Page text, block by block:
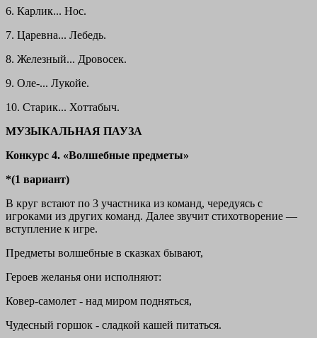
6. Карлик... Нос.
7. Царевна... Лебедь.
8. Железный... Дровосек.
9. Оле-... Лукойе.
10. Старик... Хоттабыч.
МУЗЫКАЛЬНАЯ ПАУЗА
Конкурс 4. «Волшебные предметы»
*(1 вариант)
В круг встают по 3 участника из команд, чередуясь с
игроками из других команд. Далее звучит стихотворение —
вступление к игре.
Предметы волшебные в сказках бывают,
Героев желанья они исполняют:
Ковер-самолет - над миром подняться,
Чудесный горшок - сладкой кашей питаться.